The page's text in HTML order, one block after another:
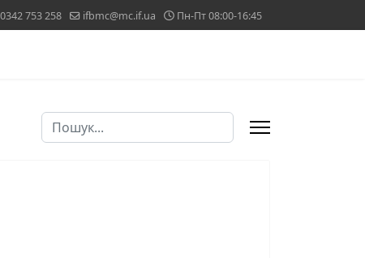
753 258 ifbmc@mc.if.ua Пн-Пт 08:00-16:45
Пошук